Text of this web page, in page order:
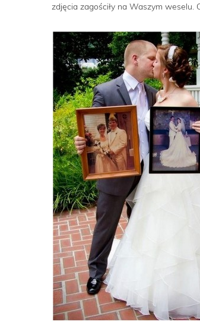
zdjęcia zagościły na Waszym